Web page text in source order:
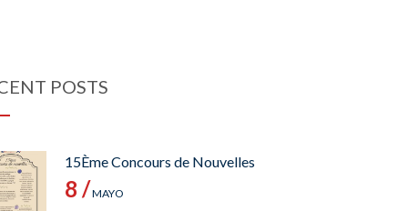
POSTS
15Ème Concours de Nouvelles
8 /MAYO